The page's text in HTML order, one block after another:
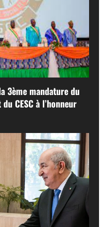
3ème mandature du
CESC à l’honneur